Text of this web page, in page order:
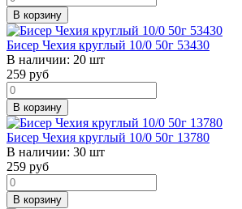
В корзину
Бисер Чехия круглый 10/0 50г 53430
В наличии: 20 шт
259 руб
В корзину
Бисер Чехия круглый 10/0 50г 13780
В наличии: 30 шт
259 руб
В корзину